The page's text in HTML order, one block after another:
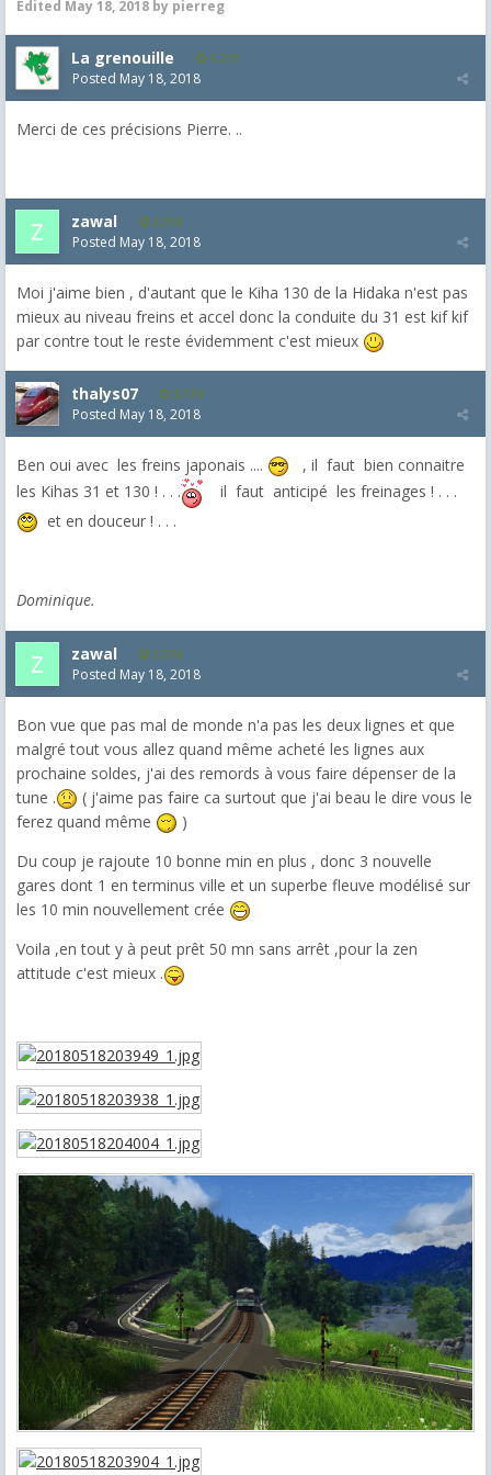
Edited May 18, 2018 by pierreg
La grenouille 3,271
Posted May 18, 2018
Merci de ces précisions Pierre. ..
zawal 3,318
Posted May 18, 2018
Moi j'aime bien , d'autant que le Kiha 130 de la Hidaka n'est pas
mieux au niveau freins et accel donc la conduite du 31 est kif kif
par contre tout le reste évidemment c'est mieux
thalys07 8,174
Posted May 18, 2018
Ben oui avec les freins japonais ....
, il faut bien connaitre
les Kihas 31 et 130 ! . . .
il faut anticipé les freinages ! . . .
et en douceur ! . . .
Dominique.
zawal 3,318
Posted May 18, 2018
Bon vue que pas mal de monde n'a pas les deux lignes et que
malgré tout vous allez quand même acheté les lignes aux
prochaine soldes, j'ai des remords à vous faire dépenser de la
tune .
( j'aime pas faire ca surtout que j'ai beau le dire vous le
ferez quand même
)
Du coup je rajoute 10 bonne min en plus , donc 3 nouvelle
gares dont 1 en terminus ville et un superbe fleuve modélisé sur
les 10 min nouvellement crée
Voila ,en tout y à peut prêt 50 mn sans arrêt ,pour la zen
attitude c'est mieux .